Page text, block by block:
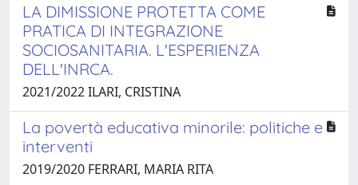
LA DIMISSIONE PROTETTA COME
PRATICA DI INTEGRAZIONE
SOCIOSANITARIA. L'ESPERIENZA
DELL'INRCA.
2021/2022 ILARI, CRISTINA
La povertà educativa minorile: politiche e
interventi
2019/2020 FERRARI, MARIA RITA